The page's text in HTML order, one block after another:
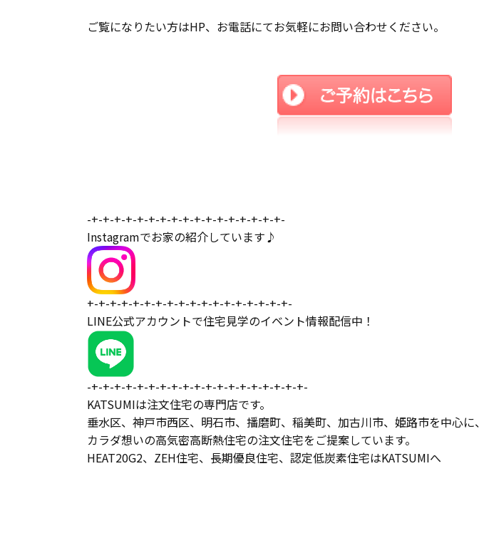
ご覧になりたい方はHP、お電話にてお気軽にお問い合わせください。
-+-+-+-+-+-+-+-+-+-+-+-+-+-+-+-+-+-
Instagramでお家の紹介しています♪
+-+-+-+-+-+-+-+-+-+-+-+-+-+-+-+-+-+-
LINE公式アカウントで住宅見学のイベント情報配信中！
-+-+-+-+-+-+-+-+-+-+-+-+-+-+-+-+-+-+-+-
KATSUMIは注文住宅の専門店です。
垂水区、神戸市西区、明石市、播磨町、稲美町、加古川市、姫路市を中心に、
カラダ想いの高気密高断熱住宅の注文住宅をご提案しています。
HEAT20G2、ZEH住宅、長期優良住宅、認定低炭素住宅はKATSUMIへ